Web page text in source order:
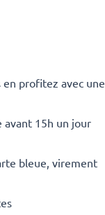
en profitez avec une
avant 15h un jour
bleue, virement